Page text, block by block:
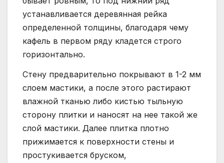
устанавливается деревянная рейка
определенной толщины, благодаря чему
кафель в первом ряду кладется строго
горизонтально.
Стену предварительно покрывают в 1-2 мм
слоем мастики, а после этого растирают
влажной тканью либо кистью тыльную
сторону плитки и наносят на нее такой же
слой мастики. Далее плитка плотно
прижимается к поверхности стены и
простукивается бруском,